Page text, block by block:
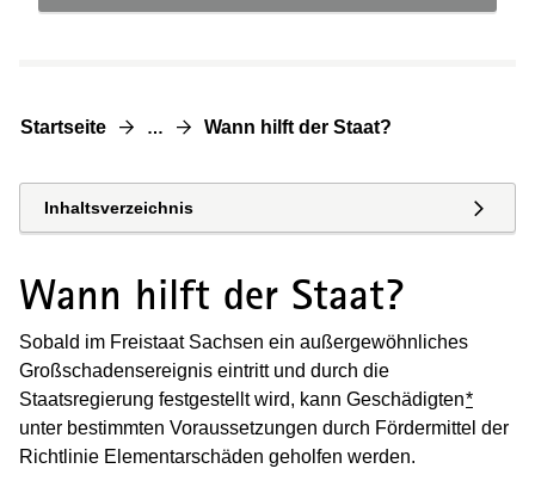
Startseite … Wann hilft der Staat?
Inhaltsverzeichnis
Wann hilft der Staat?
Sobald im Freistaat Sachsen ein außergewöhnliches
Großschadensereignis eintritt und durch die
Staatsregierung festgestellt wird, kann Geschädigten*
unter bestimmten Voraussetzungen durch Fördermittel der
Richtlinie Elementarschäden geholfen werden.